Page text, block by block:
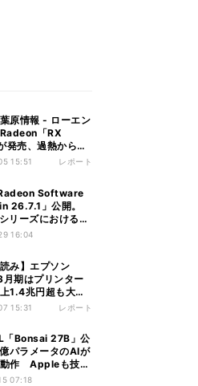
原情報 - ローエン
Radeon「RX
発売、過熱から守
ーブルも
15:51 レポート
Software
26.7.1」公開。
リーズにおける不
消
16:04
読み】エプソン
期はプリンター
1.4兆円超も大幅
は増収増益見込む
15:31 レポート
Bonsai 27B」公
パラメータのAIが
動作 Appleも技術
07:18